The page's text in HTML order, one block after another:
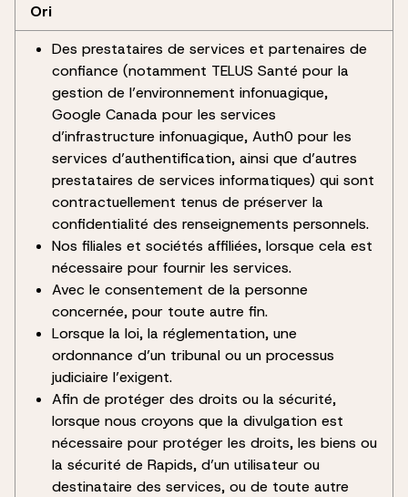
Ori
Des prestataires de services et partenaires de
confiance (notamment TELUS Santé pour la
gestion de l’environnement infonuagique,
Google Canada pour les services
d’infrastructure infonuagique, Auth0 pour les
services d’authentification, ainsi que d’autres
prestataires de services informatiques) qui sont
contractuellement tenus de préserver la
confidentialité des renseignements personnels.
Nos filiales et sociétés affiliées, lorsque cela est
nécessaire pour fournir les services.
Avec le consentement de la personne
concernée, pour toute autre fin.
Lorsque la loi, la réglementation, une
ordonnance d’un tribunal ou un processus
judiciaire l’exigent.
Afin de protéger des droits ou la sécurité,
lorsque nous croyons que la divulgation est
nécessaire pour protéger les droits, les biens ou
la sécurité de Rapids, d’un utilisateur ou
destinataire des services, ou de toute autre